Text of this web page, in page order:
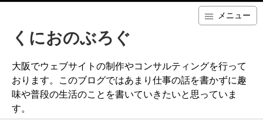
メニュー
くにおのぶろぐ
大阪でウェブサイトの制作やコンサルティングを行って
おります。このブログではあまり仕事の話を書かずに趣
味や普段の生活のことを書いていきたいと思っていま
す。